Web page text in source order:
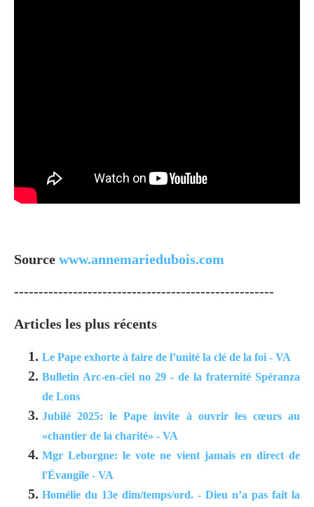
Source www.annemariedubois.com
-----------------------------------------------------
Articles les plus récents
Le Pape exhorte à faire de l’unité la clé de la foi - VA
Bulletin Arc-en-ciel no 29 - de la fraternité Spéranza
de Lons
Jubilé 2025: le Pape invite à ouvrir les cœurs au
«chantier de la charité» - VA
Mgr Leborgne: le vote ne vient jamais en direct de
l'Évangile - VA
Homélie du 13e dim/temps/ord. - Dieu n’a pas fait la